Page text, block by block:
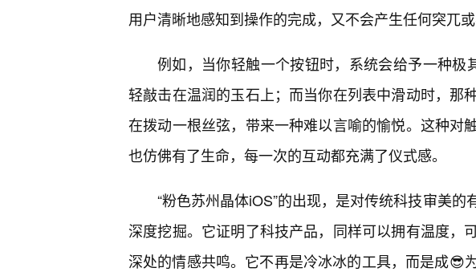
用户清晰地感知到操作的完成，又不会产生任何突兀或
例如，当你轻触一个按钮时，系统会给予一种极
轻敲击在温润的玉石上；而当你在列表中滑动时，那
在拨动一根丝弦，带来一种难以言喻的愉悦。这种对
也仿佛有了生命，每一次的互动都充满了仪式感。
“粉色苏州晶体iOS”的出现，是对传统科技审美
深度挖掘。它证明了科技产品，同样可以拥有温度，
深处的情感共鸣。它不再是冷冰冰的工具，而是成😎